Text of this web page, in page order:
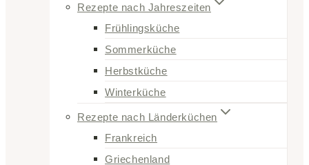
Rezepte nach Jahreszeiten
Frühlingsküche
Sommerküche
Herbstküche
Winterküche
Rezepte nach Länderküchen
Frankreich
Griechenland